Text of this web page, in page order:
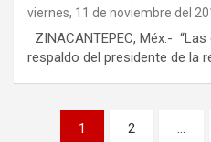
viernes, 11 de noviembre del
ZINACANTEPEC, Méx.-
respaldo del presidente de la
1 2 …